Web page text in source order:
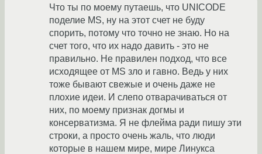
Что ты по моему путаешь, что UNICODE
поделие MS, ну на этот счет не буду
спорить, потому что точно не знаю. Но на
счет того, что их надо давить - это не
правильно. Не правилен подход, что все
исходящее от MS зло и гавно. Ведь у них
тоже бывают свежые и очень даже не
плохие идеи. И слепо отварачиваться от
них, по моему признак догмы и
консерватизма. Я не флейма ради пишу эти
строки, а просто очень жаль, что люди
которые в нашем мире, мире Линукса